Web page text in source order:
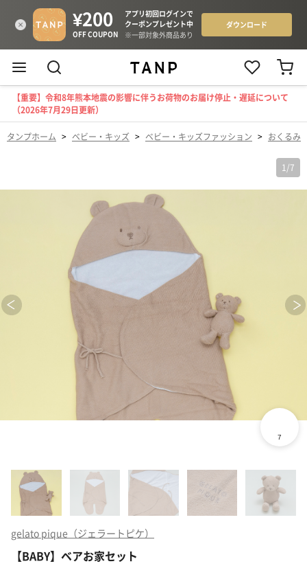
【重要】令和8年熊本地震の影響に伴うお荷物のお届け停止・遅延について
（2026年7月29日更新）
タンプホーム > ベビー・キッズ > ベビー・キッズファッション > おくるみ
1 /7
gelato pique（ジェラートピケ）
【BABY】ベアお家セット